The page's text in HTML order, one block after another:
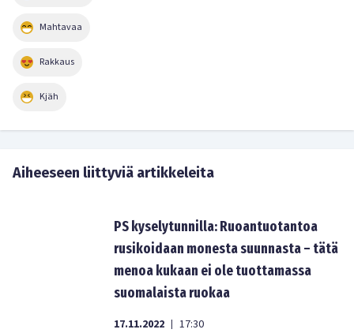
Mahtavaa
Rakkaus
Kjäh
Aiheeseen liittyviä artikkeleita
PS kyselytunnilla: Ruoantuotantoa
rusikoidaan monesta suunnasta – tätä
menoa kukaan ei ole tuottamassa
suomalaista ruokaa
17.11.2022 | 17:30